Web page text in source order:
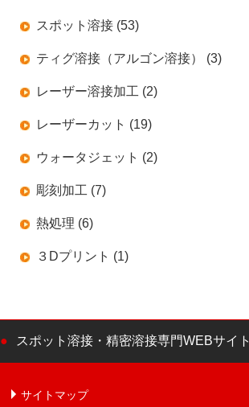
スポット溶接 (53)
ティグ溶接（アルゴン溶接） (3)
レーザー溶接加工 (2)
レーザーカット (19)
ウォータジェット (2)
彫刻加工 (7)
熱処理 (6)
３Dプリント (1)
スポット溶接・精密溶接専門WEBサイト
サイトマップ